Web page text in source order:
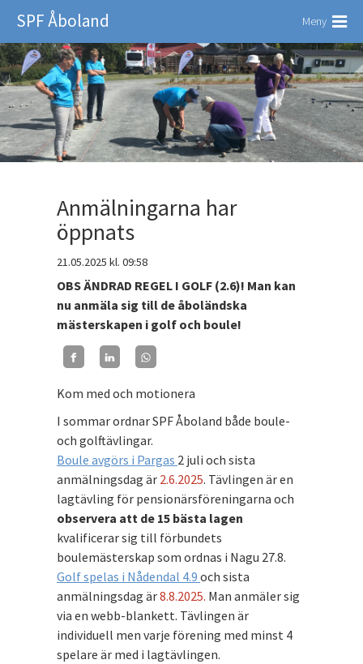
SPF Åboland Meny
Anmälningarna har
öppnats
21.05.2025 kl. 09:58
OBS ÄNDRAD REGEL I GOLF (2.6)! Man kan
nu anmäla sig till de åboländska
mästerskapen i golf och boule!
Kom med och motionera
I sommar ordnar SPF Åboland både boule-
och golftävlingar.
Boule avgörs i Pargas 2 juli och sista
anmälningsdag är 2.6.2025. Tävlingen är en
lagtävling för pensionärsföreningarna och
observera att de 15 bästa lagen
kvalificerar sig till förbundets
boulemästerskap som ordnas i Nagu 27.8.
Golf spelas i Nådendal 4.9 och sista
anmälningsdag är8.8.2025. Man anmäler sig
via en webb-blankett. Tävlingen är
individuell men varje förening med minst 4
spelare är med i lagtävlingen.